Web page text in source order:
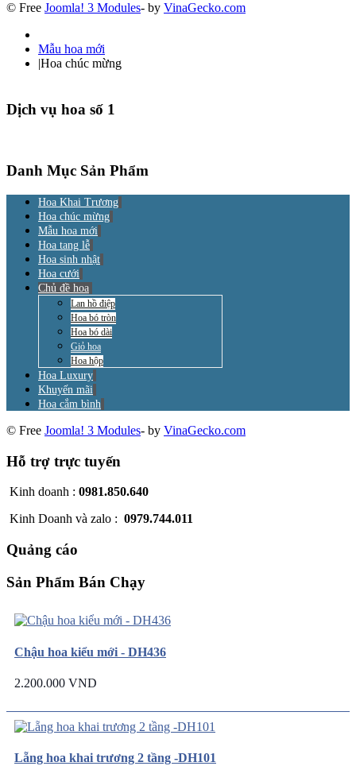
© Free Joomla! 3 Modules- by VinaGecko.com
Mẫu hoa mới
|Hoa chúc mừng
Dịch vụ hoa số 1
Danh Mục Sản Phẩm
Hoa Khai Trương
Hoa chúc mừng
Mẫu hoa mới
Hoa tang lễ
Hoa sinh nhật
Hoa cưới
Chủ đề hoa
Lan hồ điệp
Hoa bó tròn
Hoa bó dài
Giỏ hoa
Hoa hộp
Hoa Luxury
Khuyến mãi
Hoa cắm bình
© Free Joomla! 3 Modules- by VinaGecko.com
Hỗ trợ trực tuyến
Kinh doanh : 0981.850.640
Kinh Doanh và zalo : 0979.744.011
Quảng cáo
Sản Phẩm Bán Chạy
Chậu hoa kiểu mới - DH436
2.200.000 VND
Lẵng hoa khai trương 2 tầng -DH101